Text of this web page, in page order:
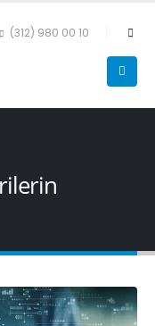
(312) 980 00 10